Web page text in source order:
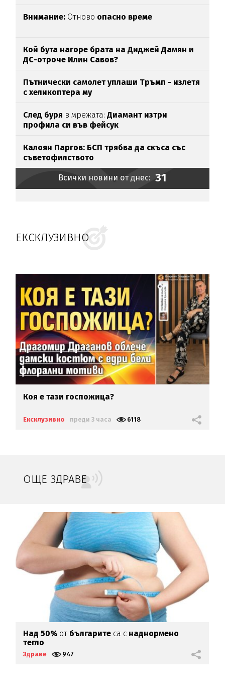
Внимание: Отново опасно време
Кой бута нагоре брата на Диджей Дамян и
ДС-отроче Илин Савов?
Пътнически самолет уплаши Тръмп - излетя
с хеликоптера му
След буря в мрежата:Диамант изтри
профила си във фейсук
Калоян Паргов: БСП трябва да скъса със
съветофилството
Всички новини от днес: 31
ЕКСКЛУЗИВНО
Коя е тази госпожица?
Ексклузивно преди 3 часа 6118
ОЩЕ ЗДРАВЕ
Над 50% от българите са с наднормено
тегло
Здраве 947